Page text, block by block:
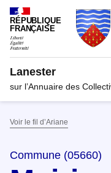
RÉPUBLIQUE
FRANÇAISE
Lanester
sur l’Annuaire des
Voir le fil d’Ariane
Commune (05660)